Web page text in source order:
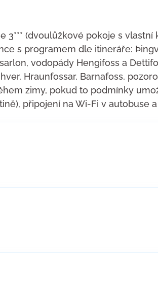
(dvoulůžkové pokoje s vlastní
s programem dle itineráře:
vodopády Hengifoss a
Hraunfossar, Barnafoss,
zimy, pokud to podmínky
připojení na Wi-Fi v autobuse